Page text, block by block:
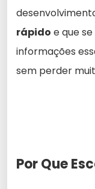
rápido e que
informações
sem perder
Por Que